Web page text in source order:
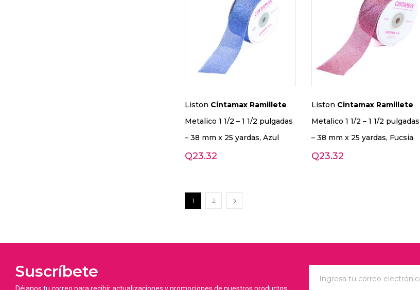
Liston Cintamax Ramillete
Metalico 1 1/2 – 1 1/2 pulgadas
– 38 mm x 25 yardas, Azul
Q23.32
Liston Cintamax Ramillete
Metalico 1 1/2 – 1 1/2 pulgadas
– 38 mm x 25 yardas, Fucsia
Q23.32
1 2
Suscríbete